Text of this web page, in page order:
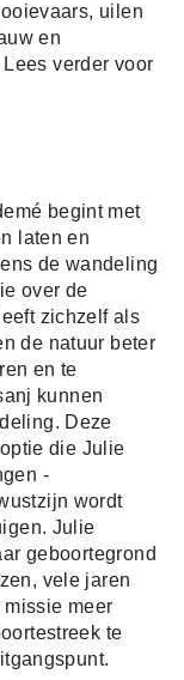
uilen
en
verder voor
begint met
laten en
de wandeling
over de
zichzelf als
de natuur beter
en te
kunnen
Deze
die Julie
-
wordt
Julie
geboortegrond
vele jaren
missie meer
te